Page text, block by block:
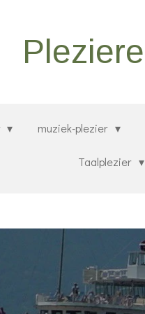
muziek-plezier
Taalplezier